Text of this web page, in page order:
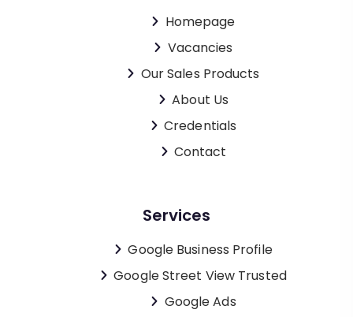
Homepage
Vacancies
Our Sales Products
About Us
Credentials
Contact
Services
Google Business Profile
Google Street View Trusted
Google Ads